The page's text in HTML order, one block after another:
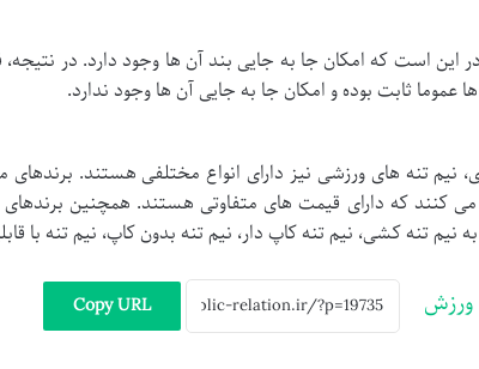
است که امکان جا به جایی بند آن ها وجود دارد. در
عموما ثابت بوده و امکان جا به جایی آن ها وجود ندارد.
نیم تنه های ورزشی نیز دارای انواع مختلفی هستند.
می کنند که دارای قیمت های متفاوتی هستند. همچنین برندهای
نیم تنه کشی، نیم تنه کاپ دار، نیم تنه بدون کاپ، نیم تنه با
ورزش Copy URL